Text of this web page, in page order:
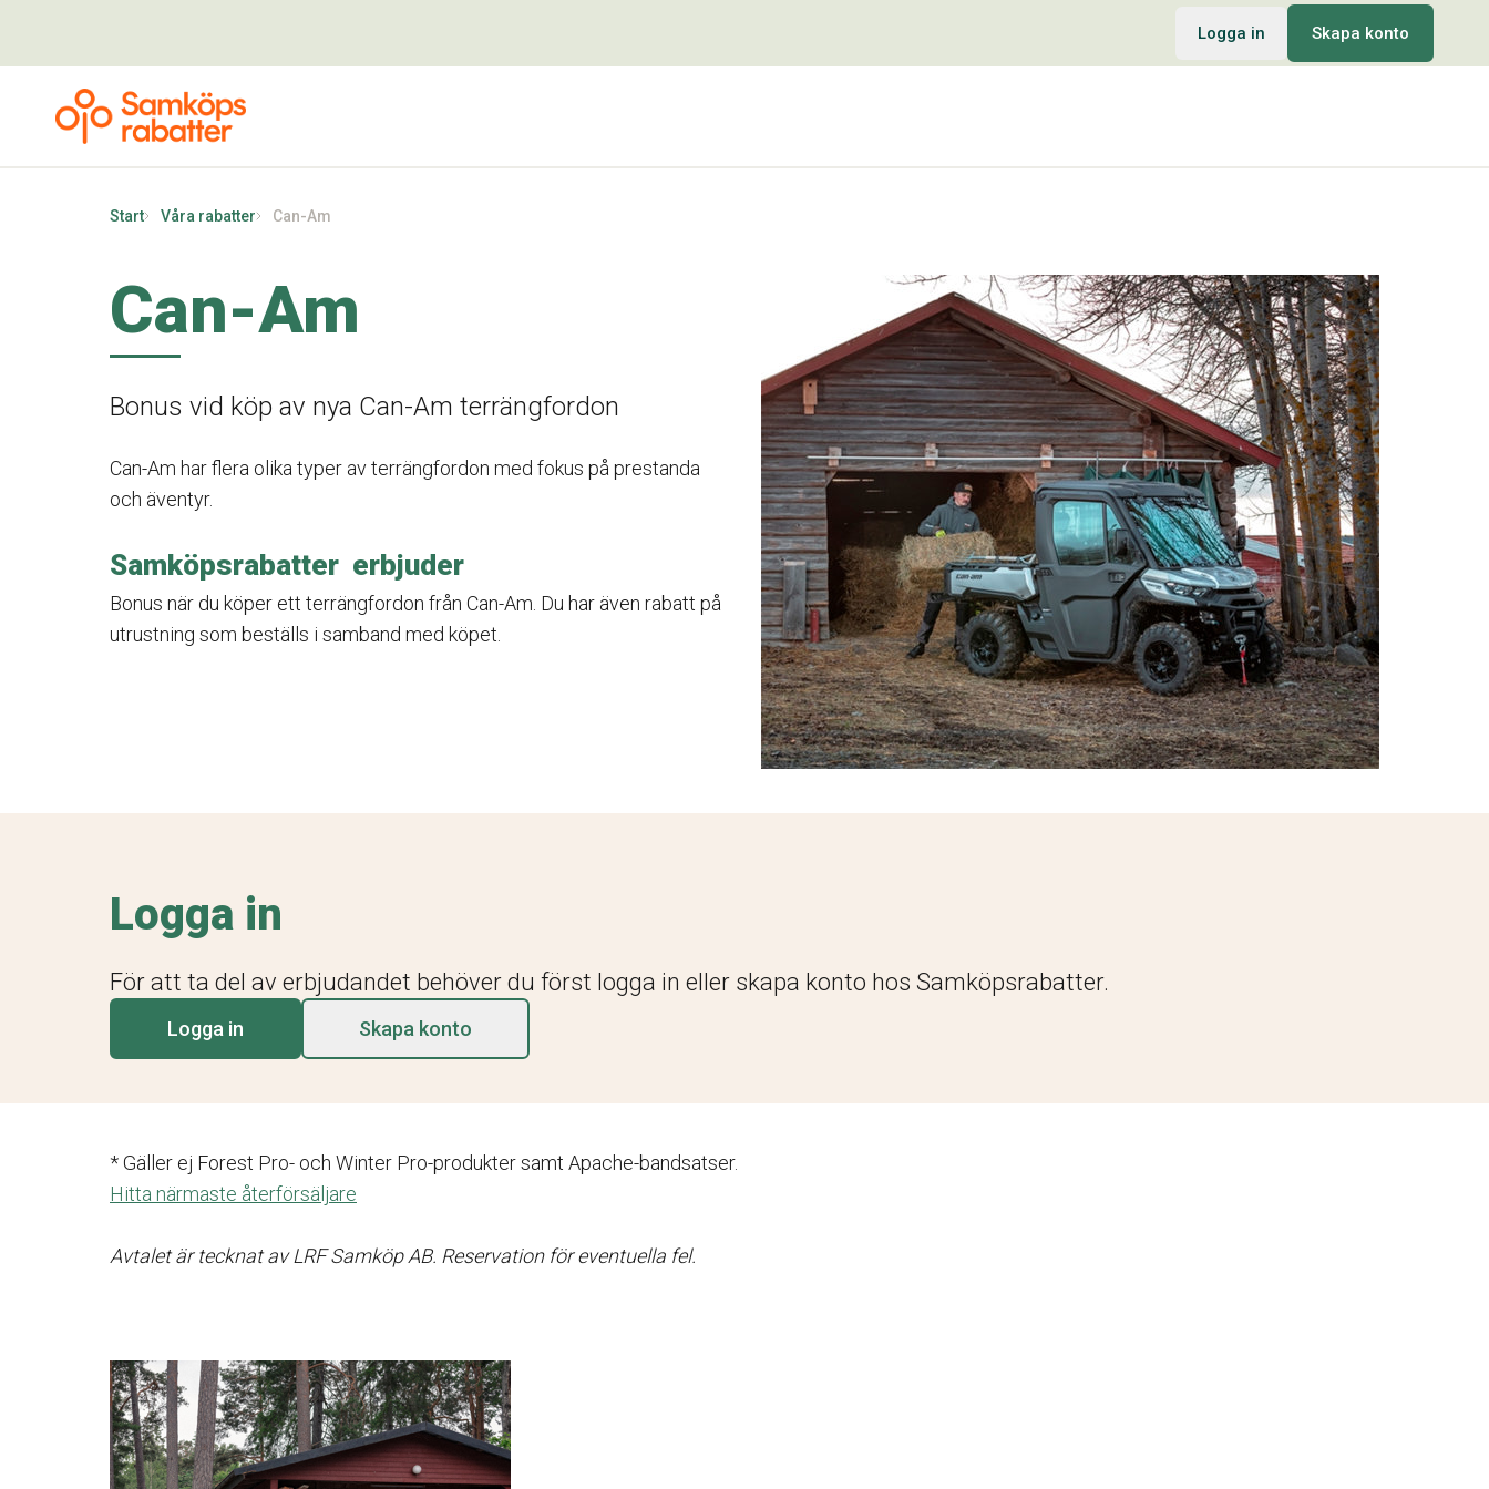
Logga in Skapa konto
Start Våra rabatter Can-Am
Can-Am
Bonus vid köp av nya Can-Am terrängfordon
Can-Am har flera olika typer av terrängfordon med fokus på prestanda
och äventyr.
Samköpsrabatter erbjuder
Bonus när du köper ett terrängfordon från Can-Am. Du har även rabatt på
utrustning som beställs i samband med köpet.
Logga in
För att ta del av erbjudandet behöver du först logga in eller skapa konto hos Samköpsrabatter.
Logga in Skapa konto
* Gäller ej Forest Pro- och Winter Pro-produkter samt Apache-bandsatser.
Hitta närmaste återförsäljare
Avtalet är tecknat av LRF Samköp AB. Reservation för eventuella fel.